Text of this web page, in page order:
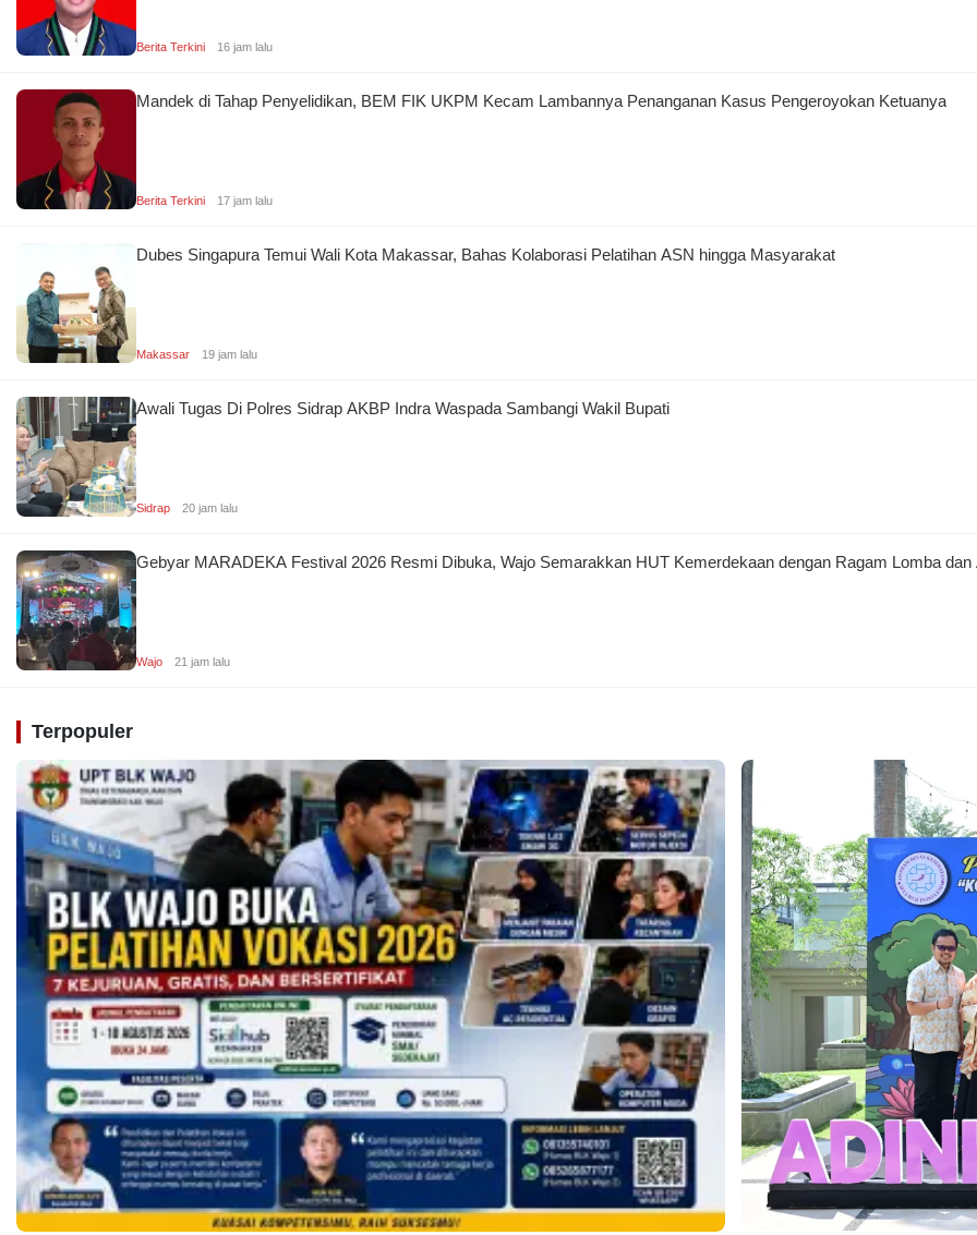
Berita Terkini 16 jam lalu
Mandek di Tahap Penyelidikan, BEM FIK UKPM Kecam Lambannya Penanganan Kasus Pengeroyokan Ketuanya
Berita Terkini 17 jam lalu
Dubes Singapura Temui Wali Kota Makassar, Bahas Kolaborasi Pelatihan ASN hingga Masyarakat
Makassar 19 jam lalu
Awali Tugas Di Polres Sidrap AKBP Indra Waspada Sambangi Wakil Bupati
Sidrap 20 jam lalu
Gebyar MARADEKA Festival 2026 Resmi Dibuka, Wajo Semarakkan HUT Kemerdekaan dengan Ragam Lomba
Wajo 21 jam lalu
Terpopuler